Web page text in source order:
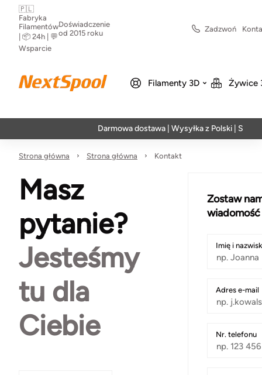
🇵🇱
Fabryka
Filamentów
| 📦 24h | 💬
Wsparcie
Doświadczenie
od 2015 roku
Zadzwoń
Filamenty 3D Żywice
Darmowa dostawa | Wysyłka z Polski | Szybka
Strona główna Strona główna Kontakt
Masz
pytanie?
Jesteśmy
tu dla
Ciebie
Zostaw
wiadomość
Imię i
Adres e-mail
Nr. telefonu